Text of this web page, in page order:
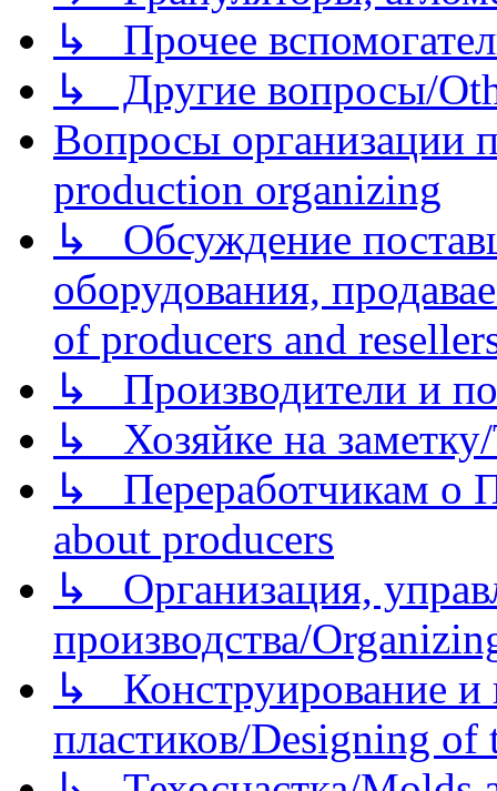
↳ Прочее
↳ Другие вопросы/
Вопросы организации
production organizing
↳ Обсуждение
оборудования,
of producers and
↳ Производители и
↳ Хозяйке на
↳ Переработчикам о
about producers
↳ Организация,
производства/
↳ Конструирование и
пластиков/Designing of